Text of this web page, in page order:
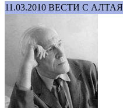
11.03.2010 ВЕСТИ С АЛТАЯ